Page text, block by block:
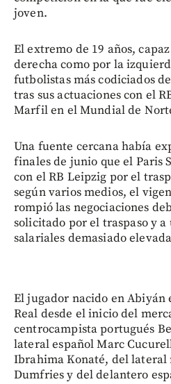
joven.
El extremo de 19 años,
derecha como por la
futbolistas más codiciados
tras sus actuaciones con el
Marfil en el Mundial de
Una fuente cercana había
finales de junio que el Paris
con el RB Leipzig por el
según varios medios, el
rompió las negociaciones
solicitado por el traspaso y a
salariales demasiado
El jugador nacido en Abiyán
Real desde el inicio del
centrocampista portugués
lateral español Marc
Ibrahima Konaté, del lateral
Dumfries y del delantero